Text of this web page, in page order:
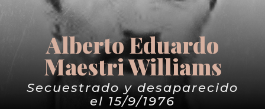
Alberto Eduardo
Maestri Williams
Secuestrado y desaparecido
el 15/9/1976